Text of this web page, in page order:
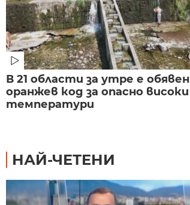
В 21 области за утре е обявен
оранжев код за опасно високи
температури
НАЙ-ЧЕТЕНИ